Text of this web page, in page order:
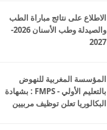
الاطلاع على نتائج مباراة الطب
والصيدلة وطب الأسنان 2026-
2027
المؤسسة المغربية للنهوض
بالتعليم الأولي - FMPS : بشهادة
البكالوريا تعلن توظيف مربيين